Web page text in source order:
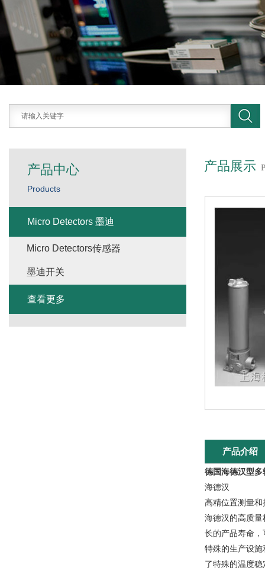
产品展示
产品介绍
德国海德汉型多
海德汉
高精位置
海德汉的高质
长的产品寿命
特殊的生产设
了特殊的温度
产品中心
Products
Micro Detectors 墨迪
Micro Detectors传感器
墨迪开关
查看更多